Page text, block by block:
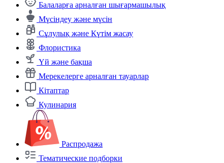
Балаларға арналған шығармашылық
Мүсіндеу және мүсін
Сұлулық және Күтім жасау
Флористика
Үй және бақша
Мерекелерге арналған тауарлар
Кітаптар
Кулинария
Распродажа
Тематические подборки